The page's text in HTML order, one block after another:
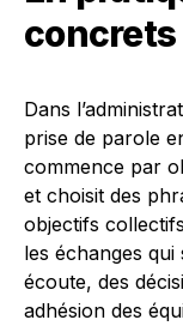
Dans
prise de parole
commence par
et choisit des
objectifs
les échanges
écoute, des
adhésion des